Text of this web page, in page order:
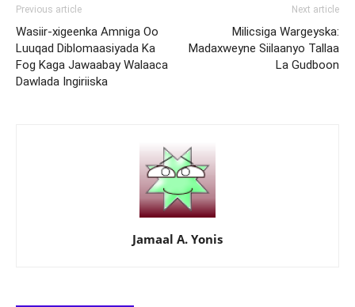
Previous article
Wasiir-xigeenka Amniga Oo
Luuqad Diblomaasiyada Ka
Fog Kaga Jawaabay Walaaca
Dawlada Ingiriiska
Next article
Milicsiga Wargeyska:
Madaxweyne Siilaanyo Tallaa
La Gudboon
Jamaal A. Yonis